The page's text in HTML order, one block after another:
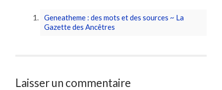
Geneatheme : des mots et des sources ~ La
Gazette des Ancêtres
Laisser un commentaire